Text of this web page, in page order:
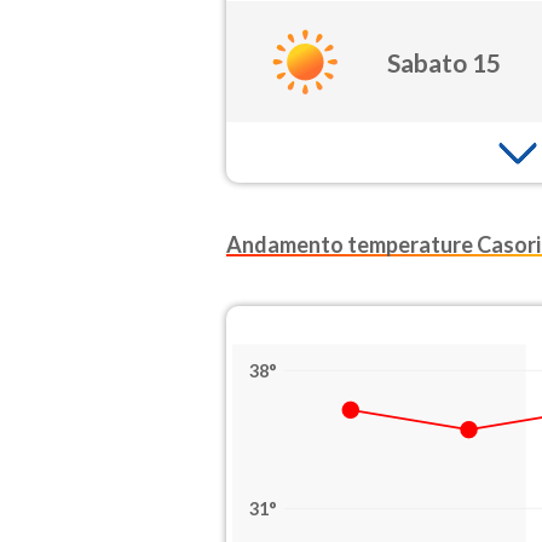
Sabato 15
Andamento temperature
38°
31°